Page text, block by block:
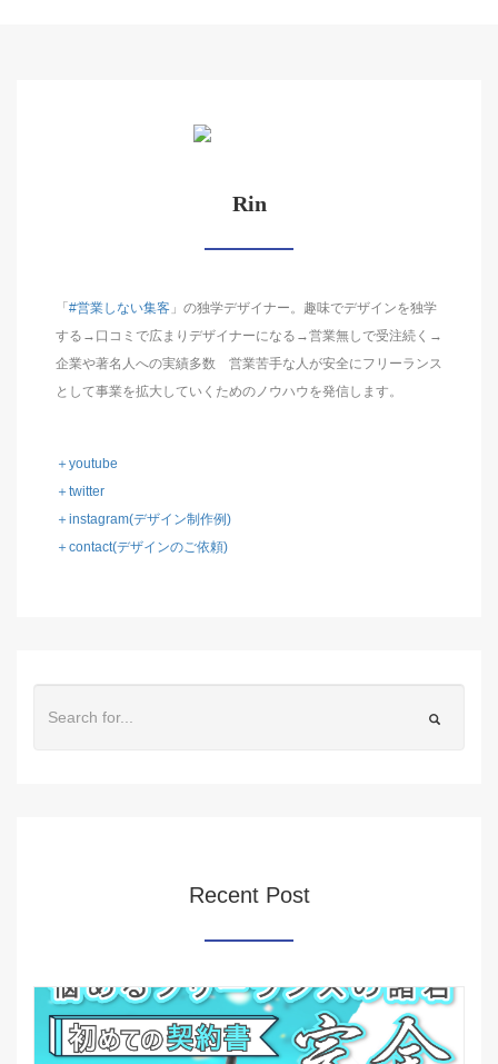
Rin
「 #営業しない集客 」の独学デザイナー。趣味でデザインを独学
する→口コミで広まりデザイナーになる→営業無しで受注続く→
企業や著名人への実績多数 営業苦手な人が安全にフリーランス
として事業を拡大していくためのノウハウを発信します。
＋youtube
＋twitter
＋instagram(デザイン制作例)
＋contact(デザインのご依頼)
Recent Post